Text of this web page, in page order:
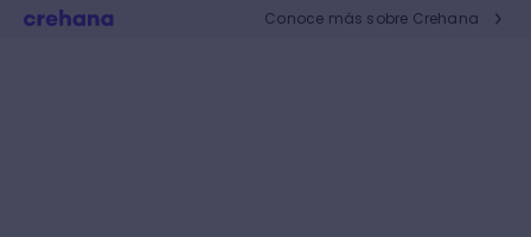
Conoce más sobre Crehana